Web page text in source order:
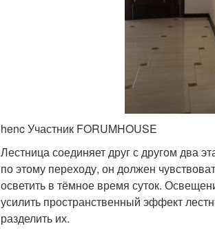
henc Участник FORUMHOUSE
Лестница соединяет друг с другом два
по этому переходу, он должен
осветить в тёмное время суток.
усилить пространственный эффект
разделить их.